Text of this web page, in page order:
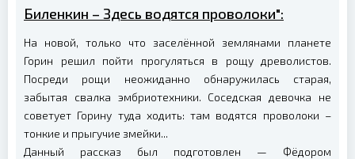
Биленкин – Здесь водятся проволоки":
На новой, только что заселённой землянами планете
Горин решил пойти прогуляться в рощу древолистов.
Посреди рощи неожиданно обнаружилась старая,
забытая свалка эмбриотехники. Соседская девочка не
советует Горину туда ходить: там водятся проволоки –
тонкие и прыгучие змейки...
Данный рассказ был подготовлен — Фёдором